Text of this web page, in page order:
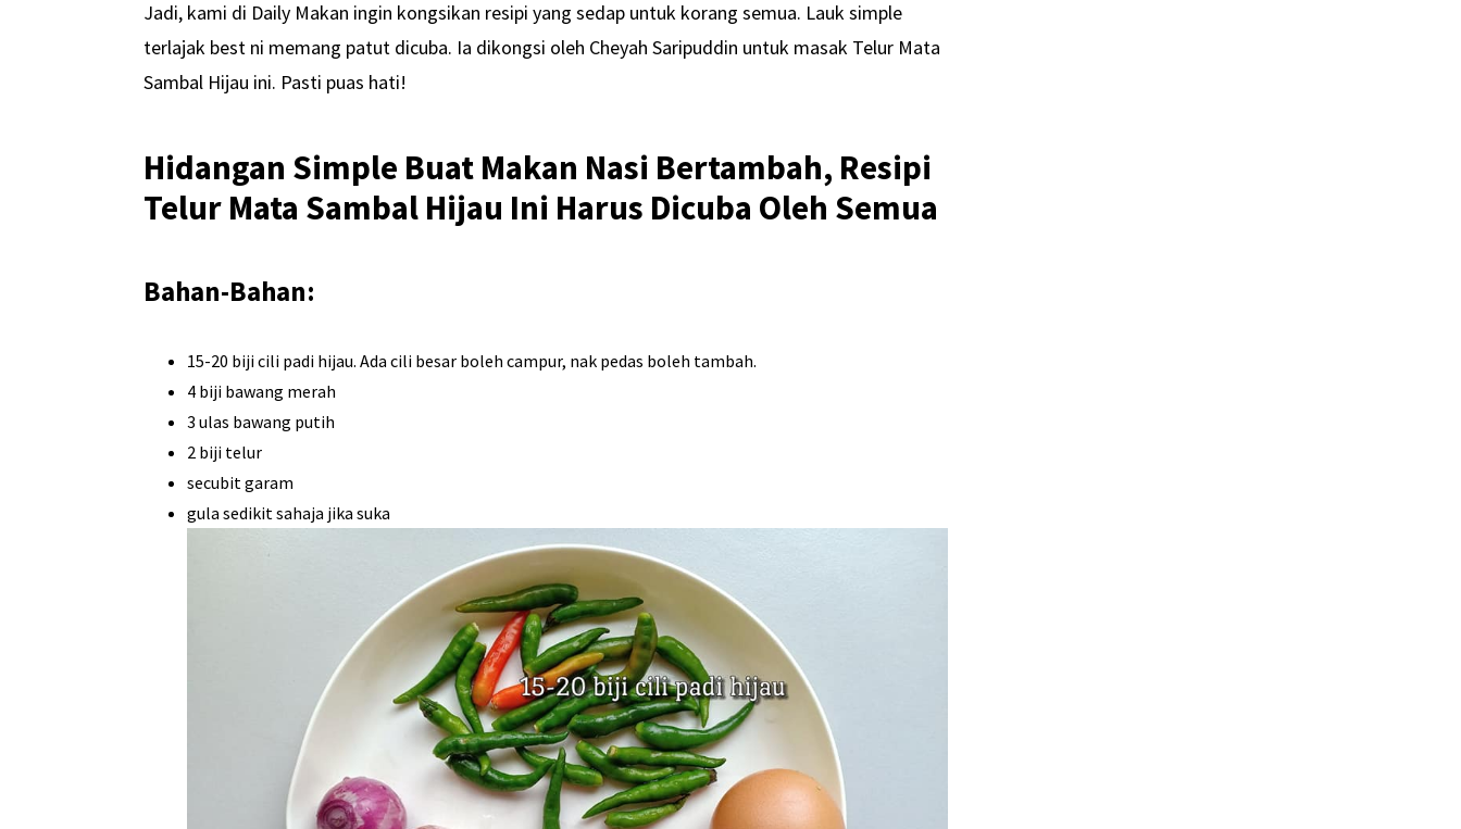
Jadi, kami di Daily Makan ingin kongsikan resipi yang sedap untuk korang semua. Lauk simple
terlajak best ni memang patut dicuba. Ia dikongsi oleh Cheyah Saripuddin untuk masak Telur Mata
Sambal Hijau ini. Pasti puas hati!
Hidangan Simple Buat Makan Nasi Bertambah, Resipi
Telur Mata Sambal Hijau Ini Harus Dicuba Oleh Semua
Bahan-Bahan:
15-20 biji cili padi hijau. Ada cili besar boleh campur, nak pedas boleh tambah.
4 biji bawang merah
3 ulas bawang putih
2 biji telur
secubit garam
gula sedikit sahaja jika suka